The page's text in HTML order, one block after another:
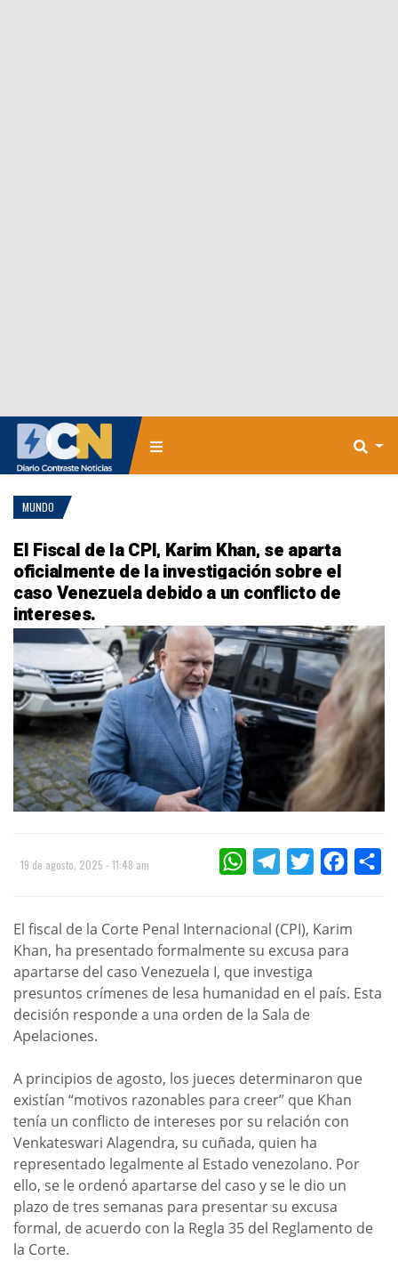
MUNDO
El Fiscal de la CPI, Karim Khan, se aparta
oficialmente de la investigación sobre el
caso Venezuela debido a un conflicto de
intereses.
19 de agosto, 2025 - 11:48 am WHATSAPPTELEGRAMTWITTER
El fiscal de la Corte Penal Internacional (CPI), Karim
Khan, ha presentado formalmente su excusa para
apartarse del caso Venezuela I, que investiga
presuntos crímenes de lesa humanidad en el país. Esta
decisión responde a una orden de la Sala de
Apelaciones.
A principios de agosto, los jueces determinaron que
existían “motivos razonables para creer” que Khan
tenía un conflicto de intereses por su relación con
Venkateswari Alagendra, su cuñada, quien ha
representado legalmente al Estado venezolano. Por
ello, se le ordenó apartarse del caso y se le dio un
plazo de tres semanas para presentar su excusa
formal, de acuerdo con la Regla 35 del Reglamento de
la Corte.